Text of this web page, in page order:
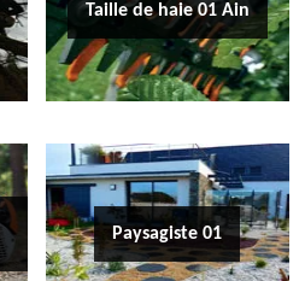
Taille de haie 01 Ain
Paysagiste 01